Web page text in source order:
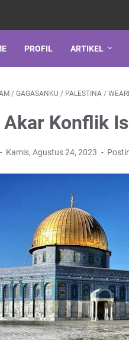
PROFIL ARTIKEL
/ GAGASANKU / PALESTINA /
Konflik
Kamis, Agustus 24, 2023